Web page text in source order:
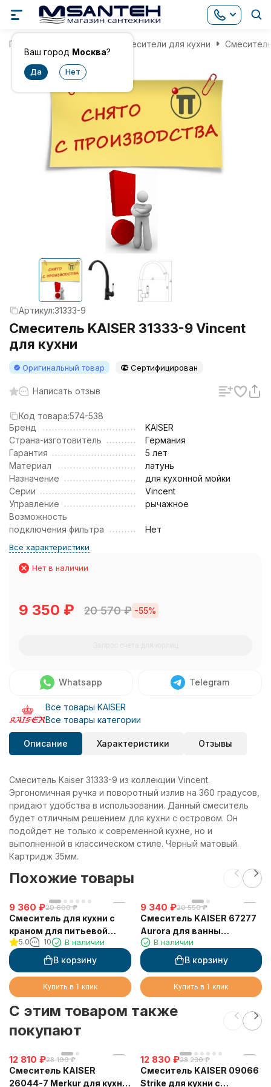
Ваш город Москва?
Главная Смесители для кухни
Артикул:31333-9
Смеситель KAISER 31333-9 Vincent
для кухни
Оригинальный товар Сертифицирован
Написать отзыв
Код товара:574-538
Бренд
KAISER
Страна-изготовитель
Германия
Гарантия
5 лет
Материал
латунь
Назначение
для кухонной мойки
Серии
Vincent
Управление
рычажное
Возможность
подключения фильтра
Нет
Все характеристики
Нет в наличии
9 350 ₽ 20 570₽ -55%
Whatsapp Telegram
Все товары KAISER
Все товары категории
Описание Характеристики Отзывы
Смеситель Kaiser 31333-9 из коллекции Vincent.
Эргономичная ручка и поворотный излив на 360 градусов,
придают удобства в использовании. Данный смеситель
будет отличным решением для кухни с островом. Он
подойдет не только к современной кухне, но и
выполненной в классическом стиле. Черный матовый.
Картридж 35мм.
Похожие товары
9 360 ₽20 600 ₽
Смеситель для кухни с
краном для питьевой
воды VIKO V-5014
5.0 10 В наличии
В корзину
Купить в 1 клик
9 340 ₽20 550 ₽
Смеситель KAISER 67277
Aurora для ванны
скрытого монтажа
В наличии
В корзину
Купить в 1 клик
C этим товаром также
покупают
12 810 ₽28 190 ₽
Смеситель KAISER
26044-7 Merkur для кухни,
12 830 ₽28 230 ₽
Смеситель KAISER 09066
Strike для кухни с